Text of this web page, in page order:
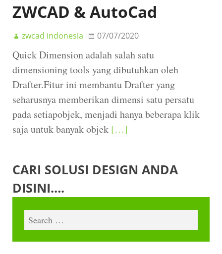
ZWCAD & AutoCad
zwcad indonesia 07/07/2020
Quick Dimension adalah salah satu
dimensioning tools yang dibutuhkan oleh
Drafter.Fitur ini membantu Drafter yang
seharusnya memberikan dimensi satu persatu
pada setiapobjek, menjadi hanya beberapa klik
saja untuk banyak objek […]
CARI SOLUSI DESIGN ANDA
DISINI….